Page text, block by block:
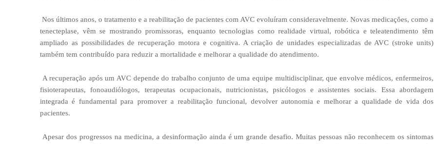
Nos últimos anos, o tratamento e a reabilitação de pacientes com AVC evoluíram consideravelmente. Novas medicações, como a
tenecteplase, vêm se mostrando promissoras, enquanto tecnologias como realidade virtual, robótica e teleatendimento têm
ampliado as possibilidades de recuperação motora e cognitiva. A criação de unidades especializadas de AVC (stroke units)
também tem contribuído para reduzir a mortalidade e melhorar a qualidade do atendimento.
A recuperação após um AVC depende do trabalho conjunto de uma equipe multidisciplinar, que envolve médicos, enfermeiros,
fisioterapeutas, fonoaudiólogos, terapeutas ocupacionais, nutricionistas, psicólogos e assistentes sociais. Essa abordagem
integrada é fundamental para promover a reabilitação funcional, devolver autonomia e melhorar a qualidade de vida dos
pacientes.
Apesar dos progressos na medicina, a desinformação ainda é um grande desafio. Muitas pessoas não reconhecem os sintomas